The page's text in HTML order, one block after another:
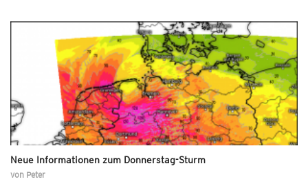
Neue Informationen zum Donnerstag-Sturm
von Peter